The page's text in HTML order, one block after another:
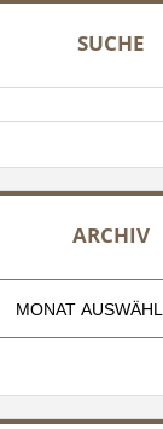
SUCHE
ARCHIV